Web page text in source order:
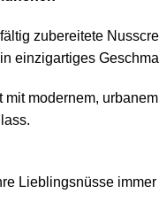
zubereitete
einzigartiges
modernem,
Lieblingsnüsse